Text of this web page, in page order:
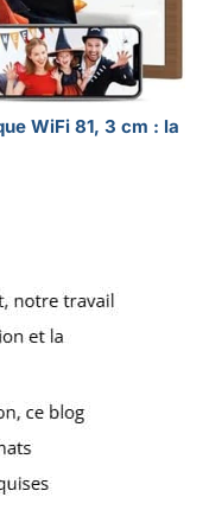
WiFi 81, 3 cm : la